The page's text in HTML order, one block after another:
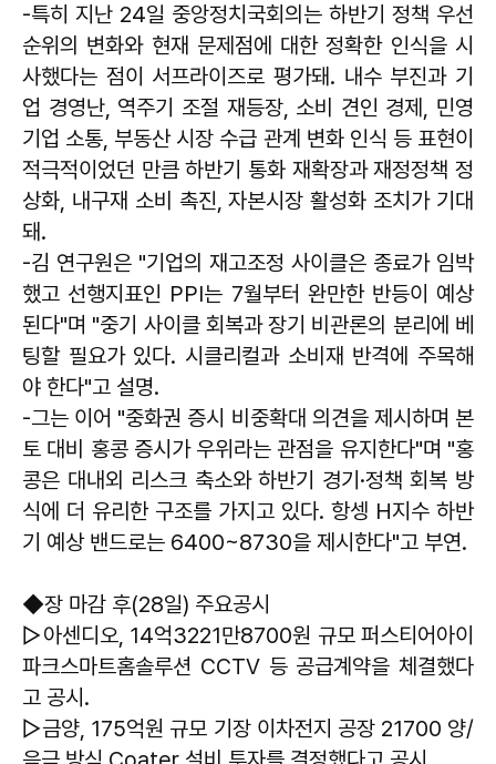
-특히 지난 24일 중앙정치국회의는 하반기 정책 우선
순위의 변화와 현재 문제점에 대한 정확한 인식을 시
사했다는 점이 서프라이즈로 평가돼. 내수 부진과 기
업 경영난, 역주기 조절 재등장, 소비 견인 경제, 민영
기업 소통, 부동산 시장 수급 관계 변화 인식 등 표현이
적극적이었던 만큼 하반기 통화 재확장과 재정정책 정
상화, 내구재 소비 촉진, 자본시장 활성화 조치가 기대
돼.
-김 연구원은 "기업의 재고조정 사이클은 종료가 임박
했고 선행지표인 PPI는 7월부터 완만한 반등이 예상
된다"며 "중기 사이클 회복과 장기 비관론의 분리에 베
팅할 필요가 있다. 시클리컬과 소비재 반격에 주목해
야 한다"고 설명.
-그는 이어 "중화권 증시 비중확대 의견을 제시하며 본
토 대비 홍콩 증시가 우위라는 관점을 유지한다"며 "홍
콩은 대내외 리스크 축소와 하반기 경기·정책 회복 방
식에 더 유리한 구조를 가지고 있다. 항셍 H지수 하반
기 예상 밴드로는 6400~8730을 제시한다"고 부연.
◆장 마감 후(28일) 주요공시
▷아센디오, 14억3221만8700원 규모 퍼스티어아이
파크스마트홈솔루션 CCTV 등 공급계약을 체결했다
고 공시.
▷금양, 175억원 규모 기장 이차전지 공장 21700 양/